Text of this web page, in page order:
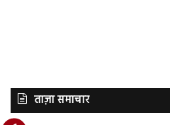
ताज़ा समाचार